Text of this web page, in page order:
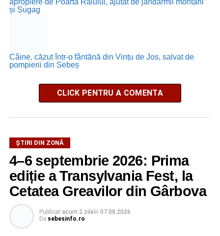
și Șugag
Câine, căzut într-o fântănă din Vințu de Jos, salvat de
pompierii din Sebeș
CLICK PENTRU A COMENTA
ȘTIRI DIN ZONĂ
4–6 septembrie 2026: Prima
ediție a Transylvania Fest, la
Cetatea Greavilor din Gârbova
Publicat acum 2 zileîn 07.08.2026
De sebesinfo.ro